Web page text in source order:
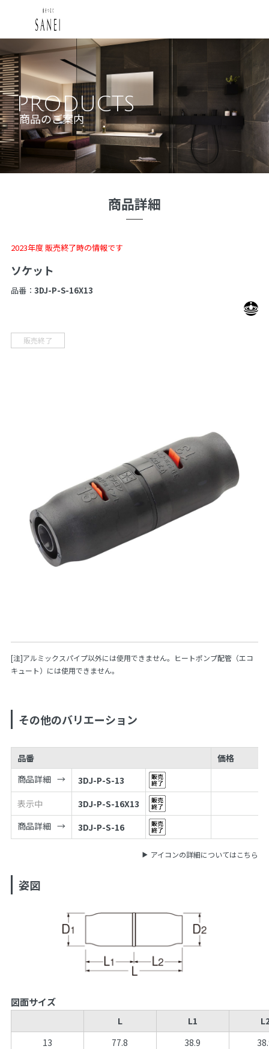
PRODUCTS
商品のご案内
商品詳細
2023年度 販売終了時の情報です
ソケット
品番： 3DJ-P-S-16X13
販売終了
[注]アルミックスパイプ以外には使用できません。ヒートポンプ配管（エコ
キュート）には使用できません。
その他のバリエーション
品番
価格
商品詳細
3DJ-P-S-13
表示中
3DJ-P-S-16X13
商品詳細
3DJ-P-S-16
アイコンの詳細についてはこちら
姿図
図面サイズ
L L1
13
77.8 38.9